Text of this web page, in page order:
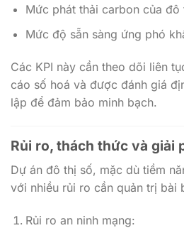
Mức phát thải carbon của
Mức độ sẵn sàng ứng phó
Các KPI này cần theo dõi liên
cáo số hoá và được đánh giá
lập để đảm bảo minh bạch.
Rủi ro, thách thức và giải
Dự án đô thị số, mặc dù tiềm
với nhiều rủi ro cần quản trị bài
Rủi ro an ninh mạng: